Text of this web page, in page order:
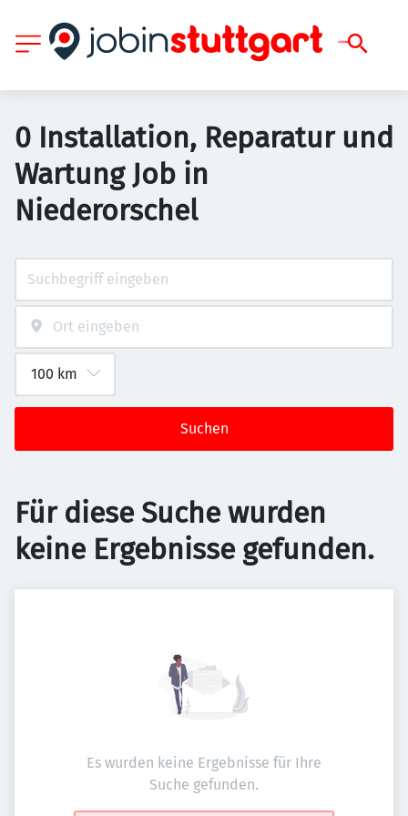
0 Installation, Reparatur und
Wartung Job in
Niederorschel
Suchen
Für diese Suche wurden
keine Ergebnisse gefunden.
Es wurden keine Ergebnisse für Ihre
Suche gefunden.